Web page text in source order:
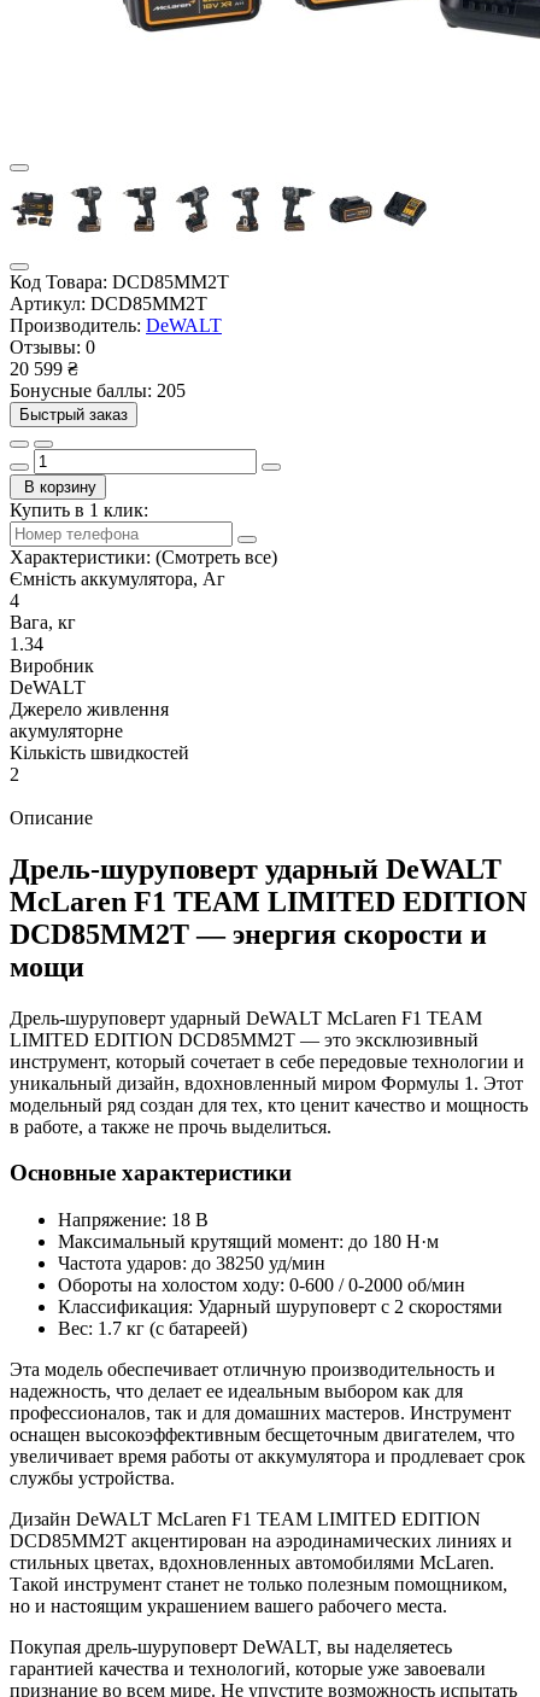
Код Товара: DCD85MM2T
Артикул: DCD85MM2T
Производитель: DeWALT
Отзывы: 0
20 599 ₴
Бонусные баллы: 205
Быстрый заказ
В корзину
Купить в 1 клик:
Характеристики: (Смотреть все)
Ємність аккумулятора, Аг
4
Вага, кг
1.34
Виробник
DeWALT
Джерело живлення
акумуляторне
Кількість швидкостей
2
Описание
Дрель-шуруповерт ударный DeWALT
McLaren F1 TEAM LIMITED EDITION
DCD85MM2T — энергия скорости и
мощи
Дрель-шуруповерт ударный DeWALT McLaren F1 TEAM
LIMITED EDITION DCD85MM2T — это эксклюзивный
инструмент, который сочетает в себе передовые технологии и
уникальный дизайн, вдохновленный миром Формулы 1. Этот
модельный ряд создан для тех, кто ценит качество и мощность
в работе, а также не прочь выделиться.
Основные характеристики
Напряжение: 18 В
Максимальный крутящий момент: до 180 Н·м
Частота ударов: до 38250 уд/мин
Обороты на холостом ходу: 0-600 / 0-2000 об/мин
Классификация: Ударный шуруповерт с 2 скоростями
Вес: 1.7 кг (с батареей)
Эта модель обеспечивает отличную производительность и
надежность, что делает ее идеальным выбором как для
профессионалов, так и для домашних мастеров. Инструмент
оснащен высокоэффективным бесщеточным двигателем, что
увеличивает время работы от аккумулятора и продлевает срок
службы устройства.
Дизайн DeWALT McLaren F1 TEAM LIMITED EDITION
DCD85MM2T акцентирован на аэродинамических линиях и
стильных цветах, вдохновленных автомобилями McLaren.
Такой инструмент станет не только полезным помощником,
но и настоящим украшением вашего рабочего места.
Покупая дрель-шуруповерт DeWALT, вы наделяетесь
гарантией качества и технологий, которые уже завоевали
признание во всем мире. Не упустите возможность испытать